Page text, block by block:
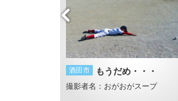
山形市 レインボー・アーチ
撮影者名：makky